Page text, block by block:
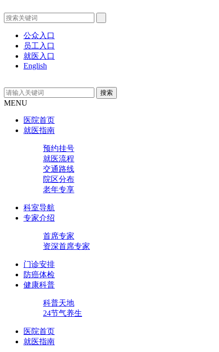
公众入口
员工入口
就医入口
English
MENU
医院首页
就医指南
预约挂号
就医流程
交通路线
院区分布
老年专享
科室导航
专家介绍
首席专家
资深首席专家
门诊安排
防癌体检
健康科普
科普天地
24节气养生
医院首页
就医指南